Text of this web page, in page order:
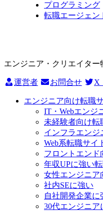
プログラミング
転職エージェン
エンジニア・クリエイター
運営者 お問合せ X
エンジニア向け転職
IT・Webエンジ
未経験者向け転
インフラエンジ
Web系転職サイ
フロントエンド
年収UPに強い
女性エンジニア
社内SEに強い
自社開発企業に
30代エンジニア